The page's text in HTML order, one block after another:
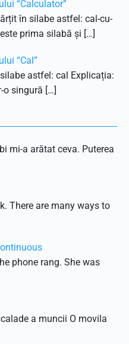
“Calculator”
în silabe astfel: cal-cu-
prima silabă și […]
“Cal”
astfel: cal Explicația:
o singură […]
mi-a arătat ceva. Puterea
There are many ways to
phone rang. She was
a muncii O movila